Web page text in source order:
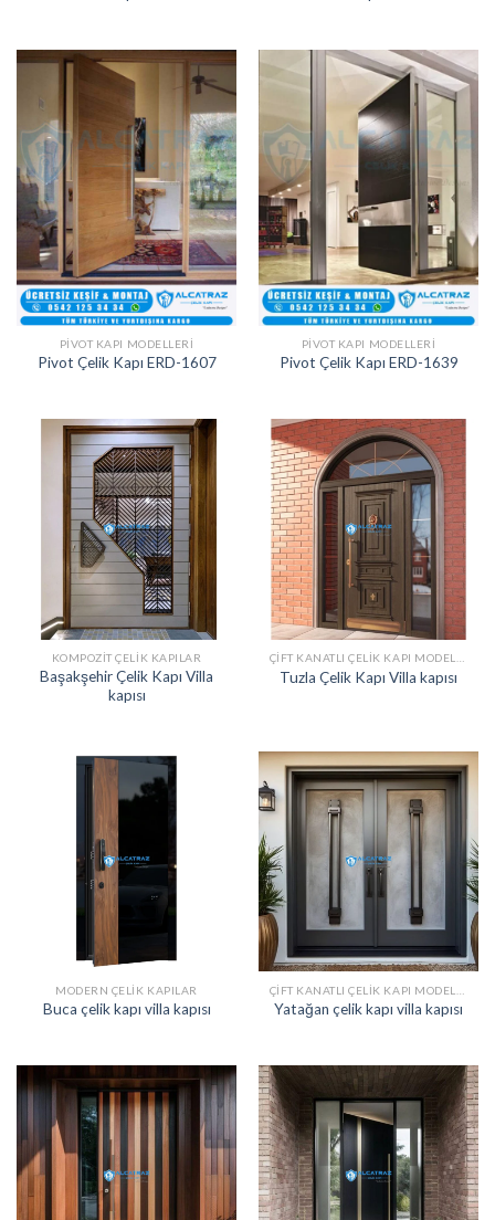
PIVOT KAPI MODELLERI
Pivot Çelik Kapı ERD-1607
PIVOT KAPI MODELLERI
Pivot Çelik Kapı ERD-1639
KOMPOZIT ÇELIK KAPILAR
Başakşehir Çelik Kapı Villa
kapısı
Tuzla Çelik Kapı Villa kapısı
MODERN ÇELIK KAPILAR
Buca çelik kapı villa kapısı Yatağan çelik kapı villa kapısı